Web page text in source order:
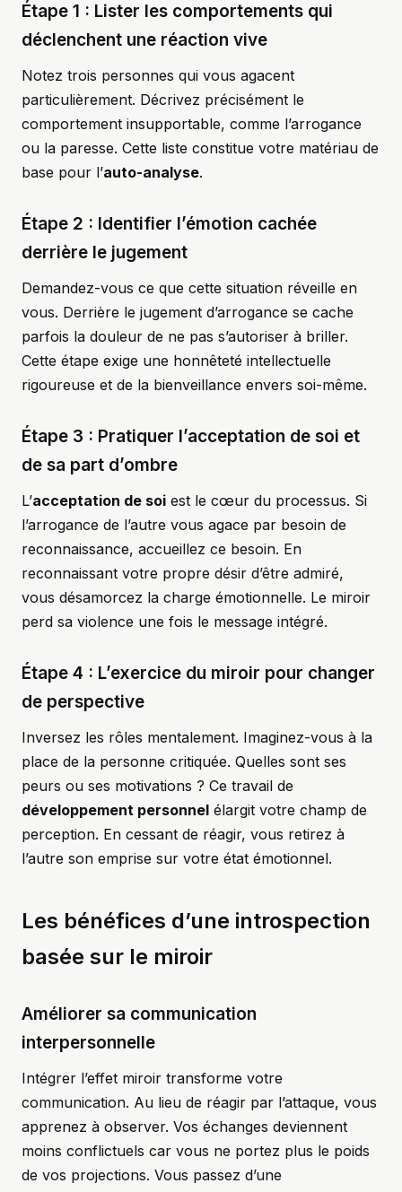
Étape 1 : Lister les comportements qui
déclenchent une réaction vive
Notez trois personnes qui vous agacent
particulièrement. Décrivez précisément le
comportement insupportable, comme l’arrogance
ou la paresse. Cette liste constitue votre matériau de
base pour l’auto-analyse.
Étape 2 : Identifier l’émotion cachée
derrière le jugement
Demandez-vous ce que cette situation réveille en
vous. Derrière le jugement d’arrogance se cache
parfois la douleur de ne pas s’autoriser à briller.
Cette étape exige une honnêteté intellectuelle
rigoureuse et de la bienveillance envers soi-même.
Étape 3 : Pratiquer l’acceptation de soi et
de sa part d’ombre
L’acceptation de soi est le cœur du processus. Si
l’arrogance de l’autre vous agace par besoin de
reconnaissance, accueillez ce besoin. En
reconnaissant votre propre désir d’être admiré,
vous désamorcez la charge émotionnelle. Le miroir
perd sa violence une fois le message intégré.
Étape 4 : L’exercice du miroir pour changer
de perspective
Inversez les rôles mentalement. Imaginez-vous à la
place de la personne critiquée. Quelles sont ses
peurs ou ses motivations ? Ce travail de
développement personnel élargit votre champ de
perception. En cessant de réagir, vous retirez à
l’autre son emprise sur votre état émotionnel.
Les bénéfices d’une introspection
basée sur le miroir
Améliorer sa communication
interpersonnelle
Intégrer l’effet miroir transforme votre
communication. Au lieu de réagir par l’attaque, vous
apprenez à observer. Vos échanges deviennent
moins conflictuels car vous ne portez plus le poids
de vos projections. Vous passez d’une